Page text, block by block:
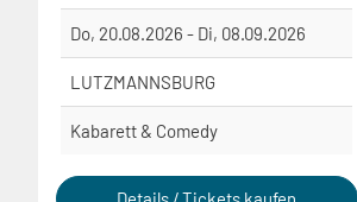
Do, 20.08.2026 - Di, 08.09.2026
LUTZMANNSBURG
Kabarett & Comedy